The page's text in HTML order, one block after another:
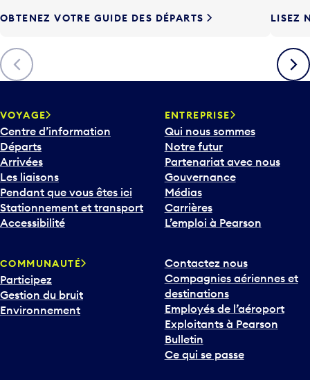
F
è
c
h
v
e
r
s
l
e
b
a
o
u
r
i
Précédent
OBTENEZ VOTRE GUIDE DES DÉPARTS LISEZ
VOYAGE
Centre d’information
Départs
Arrivées
Les liaisons
Pendant que vous êtes ici
Stationnement et transport
Accessibilité
ENTREPRISE
Qui nous sommes
Notre futur
Partenariat avec nous
Gouvernance
Médias
Carrières
L’emploi à Pearson
COMMUNAUTÉ
Participez
Gestion du bruit
Environnement
Contactez nous
Compagnies aériennes et
destinations
Employés de l’aéroport
Exploitants à Pearson
Bulletin
Ce qui se passe